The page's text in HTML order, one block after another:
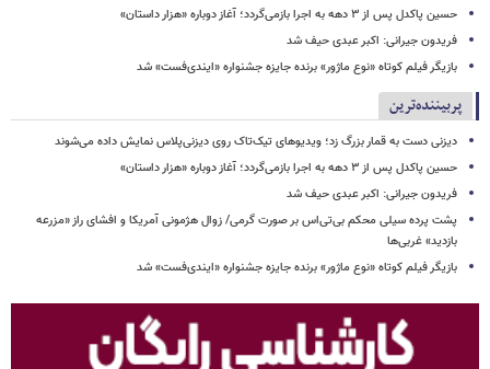
حسین پاکدل پس از ۳ دهه به اجرا بازمی‌گردد؛ آغاز دوباره «هزار داستان»
فریدون جیرانی: اکبر عبدی حیف شد
بازیگر فیلم کوتاه «نوع ماژور» برنده جایزه جشنواره «ایندی‌فست» شد
پربیننده‌ترین
دیزنی دست به قمار بزرگ زد؛ ویدیوهای تیک‌تاک روی دیزنی‌پلاس نمایش داده می‌شوند
حسین پاکدل پس از ۳ دهه به اجرا بازمی‌گردد؛ آغاز دوباره «هزار داستان»
فریدون جیرانی: اکبر عبدی حیف شد
پشت پرده سیلی محکم بی‌تی‌اس بر صورت گرمی/ زوال هژمونی آمریکا و افشای راز «مزرعه
بازدید» غربی‌ها
بازیگر فیلم کوتاه «نوع ماژور» برنده جایزه جشنواره «ایندی‌فست» شد